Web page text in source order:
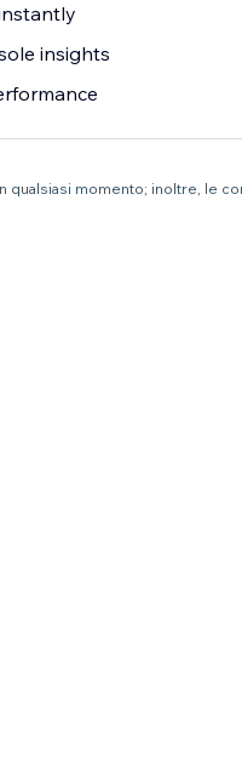
insights
qualsiasi momento; inoltre, le